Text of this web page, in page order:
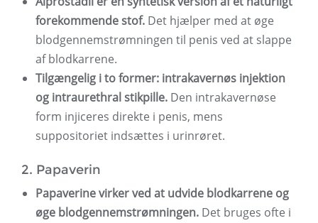
forekommende stof. Det hjælper med at øge
blodgennemstrømningen til penis ved at slappe
af blodkarrene.
Tilgængelig i to former: intrakavernøs injektion
og intraurethral stikpille. Den intrakavernøse
form injiceres direkte i penis, mens
suppositoriet indsættes i urinrøret.
2. Papaverin
Papaverine virker ved at udvide blodkarrene og
øge blodgennemstrømningen. Det bruges ofte i